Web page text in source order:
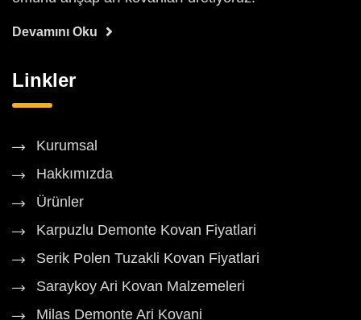
Devamını Oku
Linkler
Kurumsal
Hakkımızda
Ürünler
Karpuzlu Demonte Kovan Fiyatlari
Serik Polen Tuzakli Kovan Fiyatlari
Saraykoy Ari Kovan Malzemeleri
Milas Demonte Ari Kovani